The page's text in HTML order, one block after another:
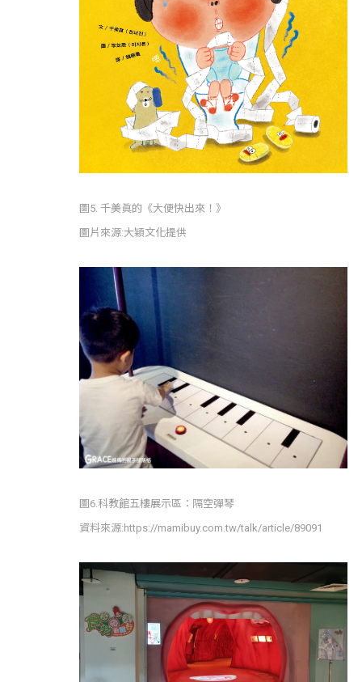
圖5. 千美眞的《大便快出來！》
圖片來源:大穎文化提供
圖6.科教館五樓展示區：隔空彈琴
資料來源:https://mamibuy.com.tw/talk/article/89091